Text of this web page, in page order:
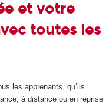
et votre
toutes les
les apprenants, qu’ils
à distance ou en reprise